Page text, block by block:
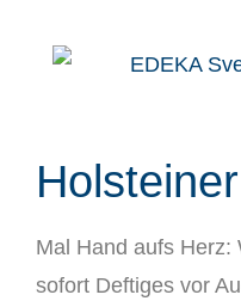
Mal Hand aufs Herz:
sofort Def­ti­ges vor